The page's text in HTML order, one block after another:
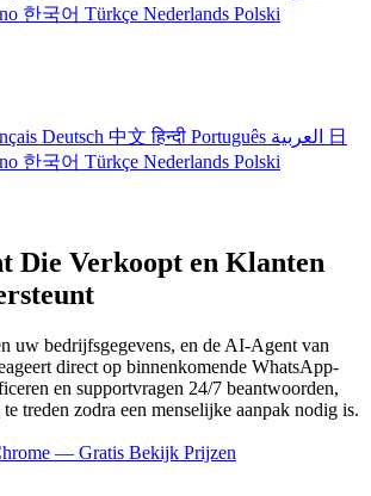
한국어 Türkçe Nederlands Polski
Deutsch 中文हिन्दी Português
日
한국어 Türkçe Nederlands Polski
Die Verkoopt en Klanten
uw bedrijfsgegevens, en de AI-Agent van
direct op binnenkomende WhatsApp-
en supportvragen 24/7 beantwoorden,
treden zodra een menselijke aanpak nodig is.
— Gratis Bekijk Prijzen